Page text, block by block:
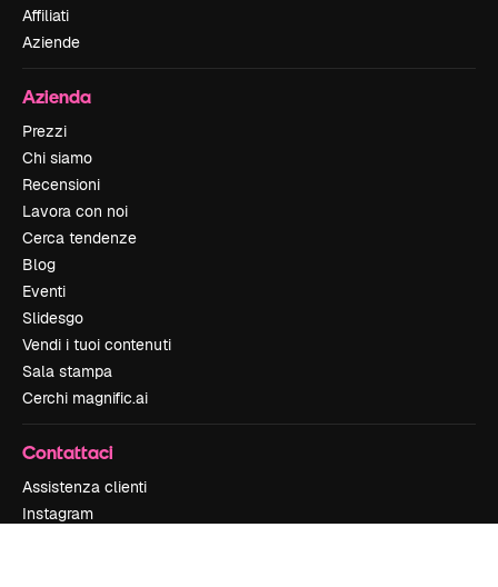
Affiliati
Aziende
Azienda
Prezzi
Chi siamo
Recensioni
Lavora con noi
Cerca tendenze
Blog
Eventi
Slidesgo
Vendi i tuoi contenuti
Sala stampa
Cerchi magnific.ai
Contattaci
Assistenza clienti
Instagram